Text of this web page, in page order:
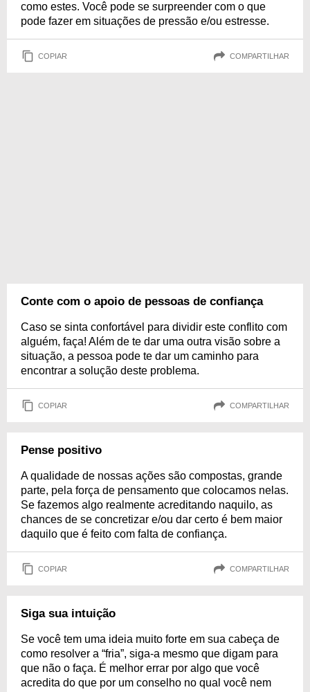
como estes. Você pode se surpreender com o que
pode fazer em situações de pressão e/ou estresse.
COPIAR COMPARTILHAR
Conte com o apoio de pessoas de confiança
Caso se sinta confortável para dividir este conflito com
alguém, faça! Além de te dar uma outra visão sobre a
situação, a pessoa pode te dar um caminho para
encontrar a solução deste problema.
COPIAR COMPARTILHAR
Pense positivo
A qualidade de nossas ações são compostas, grande
parte, pela força de pensamento que colocamos nelas.
Se fazemos algo realmente acreditando naquilo, as
chances de se concretizar e/ou dar certo é bem maior
daquilo que é feito com falta de confiança.
COPIAR COMPARTILHAR
Siga sua intuição
Se você tem uma ideia muito forte em sua cabeça de
como resolver a “fria”, siga-a mesmo que digam para
que não o faça. É melhor errar por algo que você
acredita do que por um conselho no qual você nem